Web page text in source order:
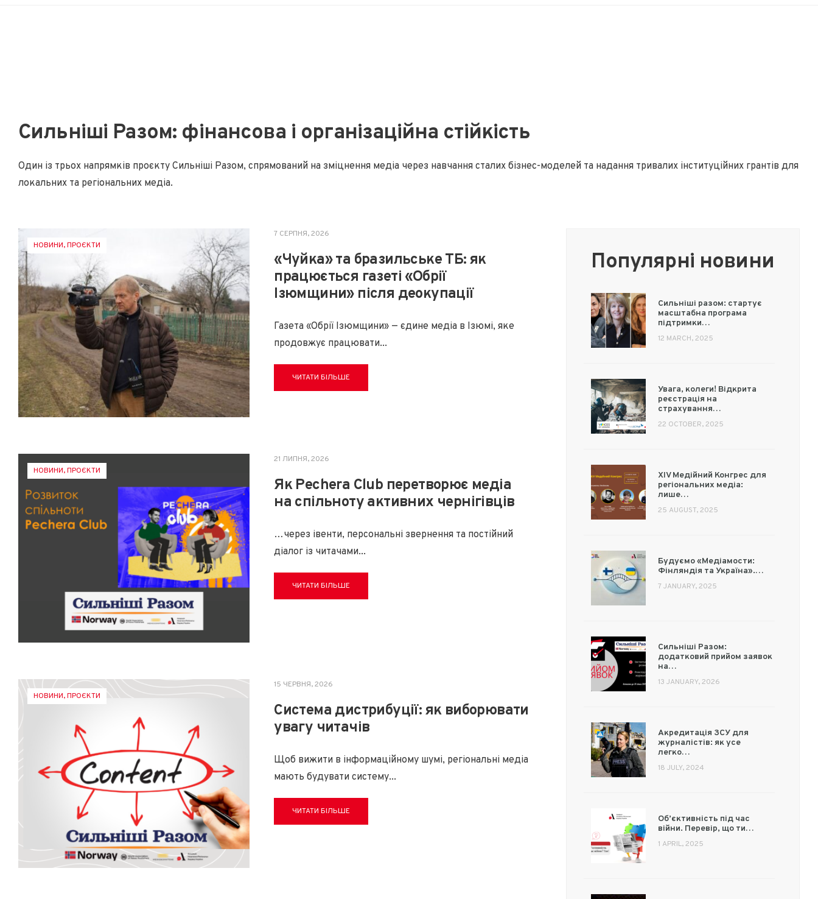
Сильніші Разом: фінансова і організаційна стійкість
Один із трьох напрямків проєкту Сильніші Разом, спрямований на зміцнення медіа через навчання сталих бізнес-моделей та надання тривалих інституційних грантів для
локальних та регіональних медіа.
НОВИНИ,ПРОЄКТИ
7 СЕРПНЯ, 2026
«Чуйка» та бразильське ТБ: як
працюється газеті «Обрії
Ізюмщини» після деокупації
Газета «Обрії Ізюмщини» — єдине медіа в Ізюмі, яке
продовжує працювати...
ЧИТАТИ БІЛЬШЕ
НОВИНИ,ПРОЄКТИ
21 ЛИПНЯ, 2026
Як Pechera Club перетворює медіа
на спільноту активних чернігівців
…через івенти, персональні звернення та постійний
діалог із читачами...
ЧИТАТИ БІЛЬШЕ
НОВИНИ,ПРОЄКТИ
15 ЧЕРВНЯ, 2026
Система дистрибуції: як виборювати
увагу читачів
Щоб вижити в інформаційному шумі, регіональні медіа
мають будувати систему...
ЧИТАТИ БІЛЬШЕ
Популярні новини
Сильніші разом: стартує
масштабна програма
підтримки…
12 MARCH, 2025
Увага, колеги! Відкрита
реєстрація на
страхування…
22 OCTOBER, 2025
XIV Медійний Конгрес для
регіональних медіа:
лише…
25 AUGUST, 2025
Будуємо «Медіамости:
Фінляндія та Україна».…
7 JANUARY, 2025
Сильніші Разом:
додатковий прийом заявок
на…
13 JANUARY, 2026
Акредитація ЗСУ для
журналістів: як усе
легко…
18 JULY, 2024
Об’єктивність під час
війни. Перевір, що ти…
1 APRIL, 2025